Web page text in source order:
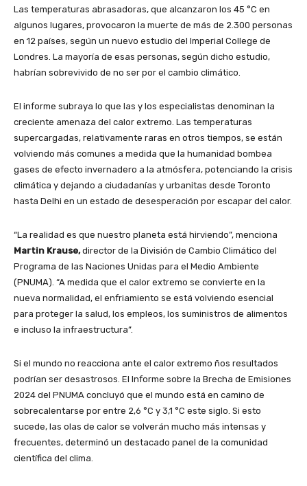
Las temperaturas abrasadoras, que alcanzaron los 45 °C en
algunos lugares, provocaron la muerte de más de 2.300 personas
en 12 países, según un nuevo estudio del Imperial College de
Londres. La mayoría de esas personas, según dicho estudio,
habrían sobrevivido de no ser por el cambio climático.
El informe subraya lo que las y los especialistas denominan la
creciente amenaza del calor extremo. Las temperaturas
supercargadas, relativamente raras en otros tiempos, se están
volviendo más comunes a medida que la humanidad bombea
gases de efecto invernadero a la atmósfera, potenciando la crisis
climática y dejando a ciudadanías y urbanitas desde Toronto
hasta Delhi en un estado de desesperación por escapar del calor.
“La realidad es que nuestro planeta está hirviendo”, menciona
Martin Krause,director de la División de Cambio Climático del
Programa de las Naciones Unidas para el Medio Ambiente
(PNUMA). “A medida que el calor extremo se convierte en la
nueva normalidad, el enfriamiento se está volviendo esencial
para proteger la salud, los empleos, los suministros de alimentos
e incluso la infraestructura”.
Si el mundo no reacciona ante el calor extremo ños resultados
podrían ser desastrosos. El Informe sobre la Brecha de Emisiones
2024 del PNUMA concluyó que el mundo está en camino de
sobrecalentarse por entre 2,6 °C y 3,1 °C este siglo. Si esto
sucede, las olas de calor se volverán mucho más intensas y
frecuentes, determinó un destacado panel de la comunidad
científica del clima.